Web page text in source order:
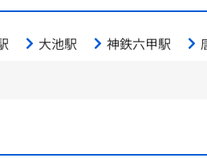
大池駅 神鉄六甲駅